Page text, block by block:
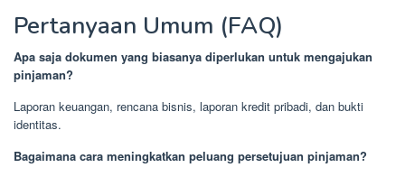
Pertanyaan Umum (FAQ)
Apa saja dokumen yang biasanya diperlukan untuk mengajukan
pinjaman?
Laporan keuangan, rencana bisnis, laporan kredit pribadi, dan bukti
identitas.
Bagaimana cara meningkatkan peluang persetujuan pinjaman?